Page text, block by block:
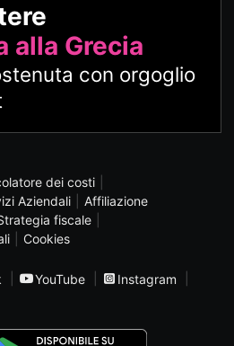
alla Grecia
con orgoglio
dei costi
Aziendali
Affiliazione
fiscale
Cookies
YouTube
Instagram